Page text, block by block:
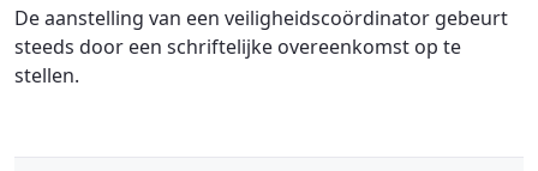
De aanstelling van een veiligheidscoördinator gebeurt
steeds door een schriftelijke overeenkomst op te
stellen.